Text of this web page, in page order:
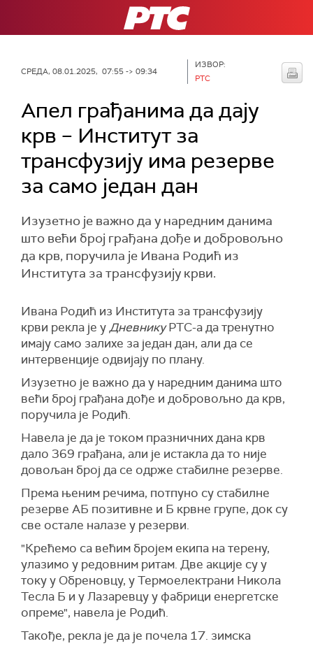
РТС
СРЕДА, 08.01.2025, 07:55 -> 09:34
ИЗВОР:
РТС
Апел грађанима да дају
крв – Институт за
трансфузију има резерве
за само један дан
Изузетно је важно да у наредним данима
што већи број грађана дође и добровољно
да крв, поручила је Ивана Родић из
Института за трансфузију крви.
Ивана Родић из Института за трансфузију
крви рекла је уДневникуРТС-а да тренутно
имају само залихе за један дан, али да се
интервенције одвијају по плану.
Изузетно је важно да у наредним данима што
већи број грађана дође и добровољно да крв,
поручила је Родић.
Навела је да је током празничних дана крв
дало 369 грађана, али је истакла да то није
довољан број да се одрже стабилне резерве.
Према њеним речима, потпуно су стабилне
резерве АБ позитивне и Б крвне групе, док су
све остале налазе у резерви.
"Крећемо са већим бројем екипа на терену,
улазимо у редовним ритам. Две акције су у
току у Обреновцу, у Термоелектрани Никола
Тесла Б и у Лазаревцу у фабрици енергетске
опреме", навела је Родић.
Такође, рекла је да је почела 17. зимска